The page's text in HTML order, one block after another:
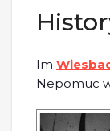
Im
Nepomuc